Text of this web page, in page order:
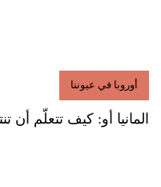
أوروبا في عيوننا
المانيا أو: كيف تتعلّم أن